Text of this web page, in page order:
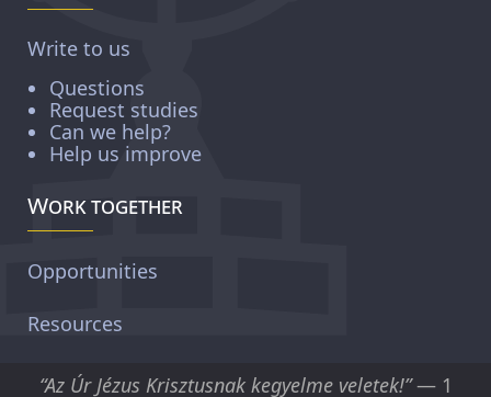
Write to us
Questions
Request studies
Can we help?
Help us improve
Work together
Opportunities
Resources
“Az Úr Jézus Krisztusnak kegyelme veletek!”— 1